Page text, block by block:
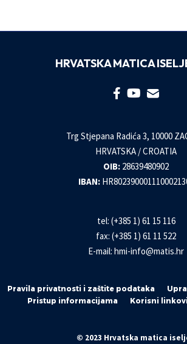
HRVATSKA MATICA
Trg Stjepana Radića 3, 10000
HRVATSKA / CROATIA
OIB: 28639480902
IBAN:
tel: (+385 1) 61 15 116
fax: (+385 1) 61 11 522
E-mail: hmi-info@matis.hr
Pravila privatnosti i zaštite podataka
Pristup informacijama
Korisni
© 2023 Hrvatska matica